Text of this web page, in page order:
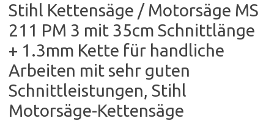
Stihl Kettensäge / Motorsäge MS
211 PM 3 mit 35cm Schnittlänge
+ 1.3mm Kette für handliche
Arbeiten mit sehr guten
Schnittleistungen, Stihl
Motorsäge-Kettensäge